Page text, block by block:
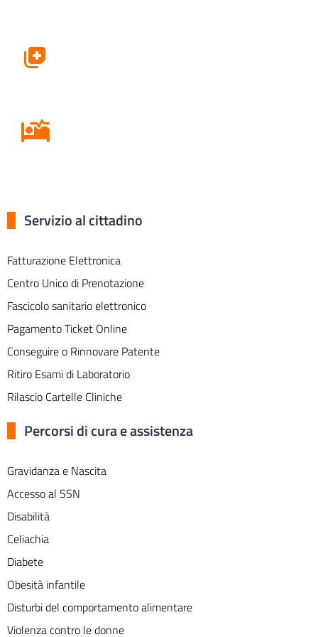
Servizio al cittadino
Fatturazione Elettronica
Centro Unico di Prenotazione
Fascicolo sanitario elettronico
Pagamento Ticket Online
Conseguire o Rinnovare Patente
Ritiro Esami di Laboratorio
Rilascio Cartelle Cliniche
Percorsi di cura e assistenza
Gravidanza e Nascita
Accesso al SSN
Disabilità
Celiachia
Diabete
Obesità infantile
Disturbi del comportamento alimentare
Violenza contro le donne